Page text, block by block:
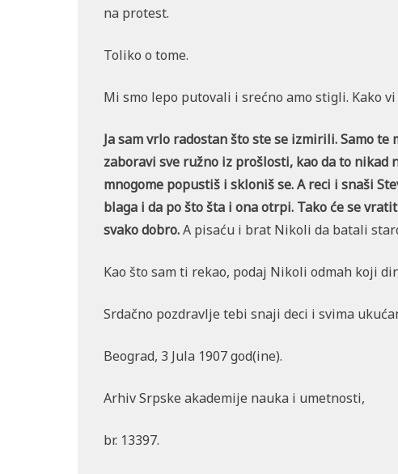
na protest.
Toliko o tome.
Mi smo lepo putovali i srećno amo stigli. Kako vi
Ja sam vrlo radostan što ste se izmirili. Samo
zaboravi sve ružno iz prošlosti, kao da to
mnogome popustiš i skloniš se. A reci i snaši
blaga i da po što šta i ona otrpi. Tako će se
svako dobro.A pisaću i brat Nikoli da batali
Kao što sam ti rekao, podaj Nikoli odmah koji
Srdačno pozdravlje tebi snaji deci i svima
Beograd, 3 Jula 1907 god(ine).
Arhiv Srpske akademije nauka i umetnosti,
br. 13397.